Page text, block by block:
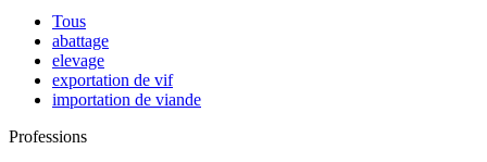
Tous
abattage
elevage
exportation de vif
importation de viande
Professions